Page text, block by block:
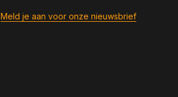
Meld je aan voor onze nieuwsbrief